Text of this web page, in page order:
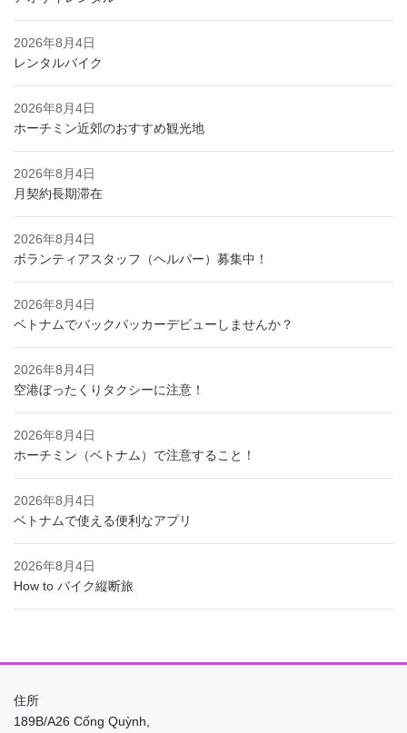
2026年8月4日
レンタルバイク
2026年8月4日
ホーチミン近郊のおすすめ観光地
2026年8月4日
月契約長期滞在
2026年8月4日
ボランティアスタッフ（ヘルパー）募集中！
2026年8月4日
ベトナムでバックパッカーデビューしませんか？
2026年8月4日
空港ぼったくりタクシーに注意！
2026年8月4日
ホーチミン（ベトナム）で注意すること！
2026年8月4日
ベトナムで使える便利なアプリ
2026年8月4日
How to バイク縦断旅
住所
189B/A26 Cống Quỳnh,